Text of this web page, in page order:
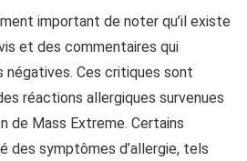
important de noter qu’il existe
et des commentaires qui
Ces critiques sont
réactions allergiques survenues
de Mass Extreme. Certains
des symptômes d’allergie, tels